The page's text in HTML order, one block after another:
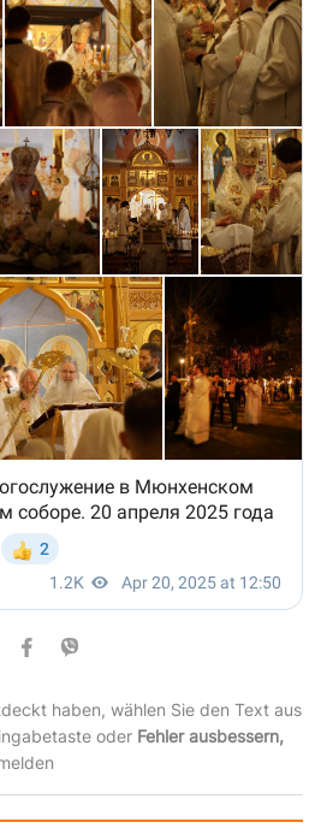
haben, wählen Sie den Text aus
oder Fehler ausbessern,